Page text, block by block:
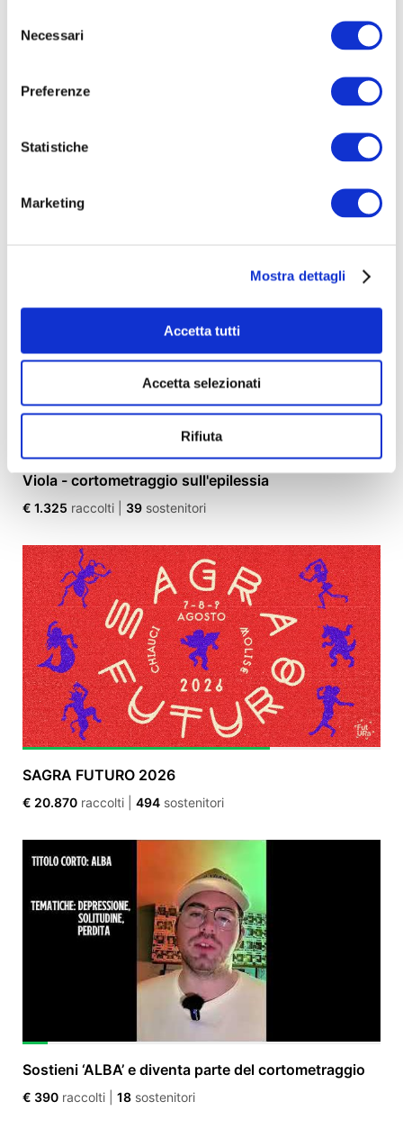
delNecessari
Preferenze
Statistiche
Marketing
Mostra dettagli
Accetta tutti
Accetta selezionati
Rifiuta
€ 1.237raccolti
Viola - cortometraggio sull'epilessia
€ 1.325 raccolti 39 sostenitori
SAGRA FUTURO 2026
€ 20.870 raccolti 494 sostenitori
Sostieni ‘ALBA’ e diventa parte del cortometraggio
€ 390 raccolti 18 sostenitori